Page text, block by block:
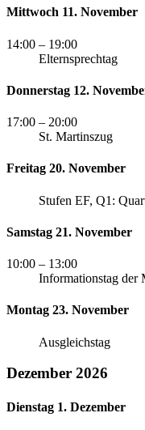
Mittwoch 11. November
14:00 – 19:00
Elternsprechtag
Donnerstag 12.
17:00 – 20:00
St. Martinszug
Freitag 20. November
Stufen EF, Q1:
Samstag 21. November
10:00 – 13:00
Informationstag der
Montag 23. November
Ausgleichstag
Dezember 2026
Dienstag 1. Dezember